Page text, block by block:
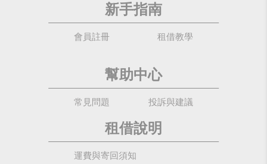
新手指南
會員註冊 租借教學
幫助中心
常見問題 投訴與建議
租借說明
運費與寄回須知